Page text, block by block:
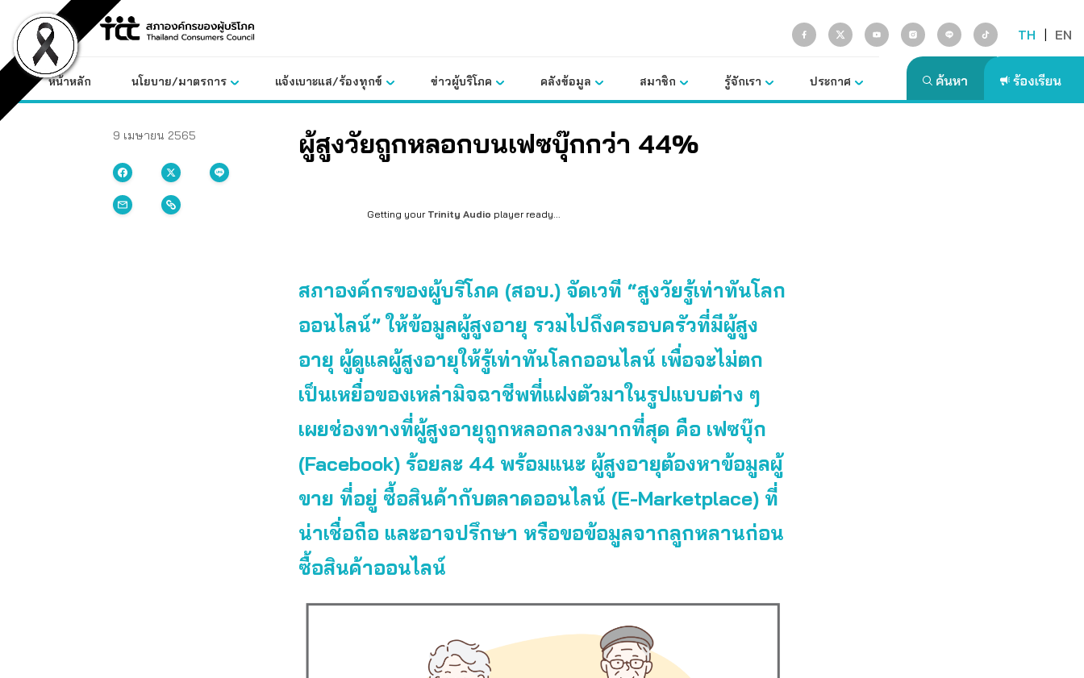
content
TH | EN
หน้าหลัก นโยบาย/มาตรการ แจ้งเบาะแส/ร้องทุกข์ ข่าวผู้บริโภค คลังข้อมูล สมาชิก รู้จักเรา ประกาศ
9 เมษายน 2565 ผู้สูงวัยถูกหลอกบนเฟซบุ๊กกว่า 44%
Getting your Trinity Audio player ready...
สภาองค์กรของผู้บริโภค (สอบ.) จัดเวที “สูงวัยรู้เท่าทันโลก
ออนไลน์” ให้ข้อมูลผู้สูงอายุ รวมไปถึงครอบครัวที่มีผู้สูง
อายุ ผู้ดูแลผู้สูงอายุให้รู้เท่าทันโลกออนไลน์ เพื่อจะไม่ตก
เป็นเหยื่อของเหล่ามิจฉาชีพที่แฝงตัวมาในรูปแบบต่าง ๆ
เผยช่องทางที่ผู้สูงอายุถูกหลอกลวงมากที่สุด คือ เฟซบุ๊ก
(Facebook) ร้อยละ 44 พร้อมแนะ ผู้สูงอายุต้องหาข้อมูลผู้
ขาย ที่อยู่ ซื้อสินค้ากับตลาดออนไลน์ (E-Marketplace) ที่
น่าเชื่อถือ และอาจปรึกษา หรือขอข้อมูลจากลูกหลานก่อน
ซื้อสินค้าออนไลน์